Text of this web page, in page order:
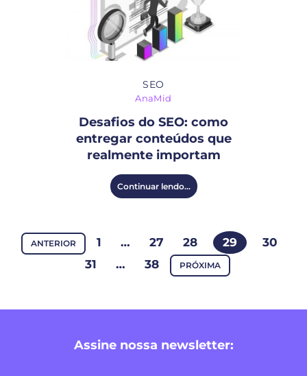
SEO
AnaMid
Desafios do SEO: como
entregar conteúdos que
realmente importam
Continuar lendo...
ANTERIOR 1 … 27 28 29
30
31
… 38 PRÓXIMA
Assine nossa newsletter: